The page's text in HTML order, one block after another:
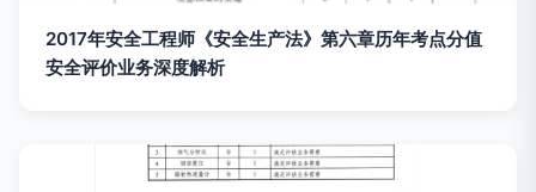
2017年安全工程师《安全生产法》第六章历年考点分值
安全评价业务深度解析